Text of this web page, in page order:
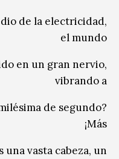
de la electricidad,
el mundo
en un gran nervio,
vibrando a
de segundo?
¡Más
vasta cabeza, un